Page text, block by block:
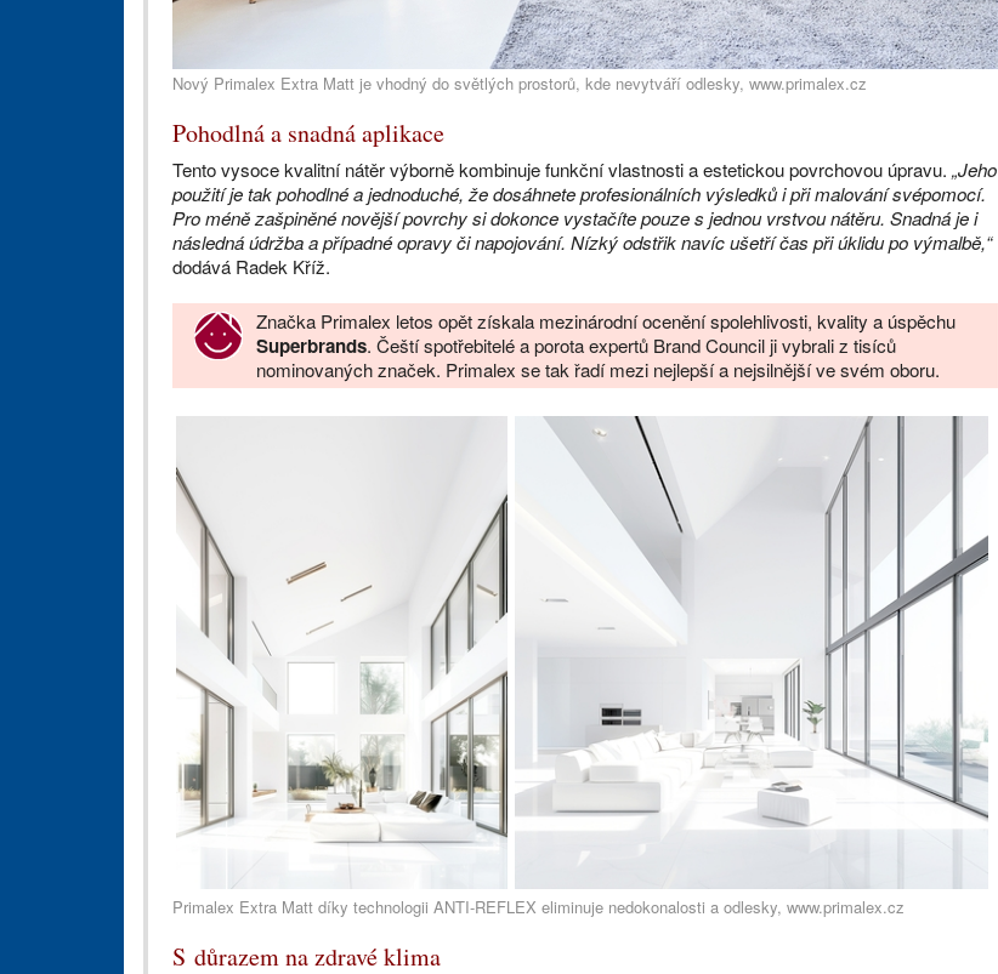
Nový Primalex Extra Matt je vhodný do světlých prostorů, kde nevytváří odlesky, www.primalex.cz
Pohodlná a snadná aplikace
Tento vysoce kvalitní nátěr výborně kombinuje funkční vlastnosti a estetickou povrchovou úpravu. „Jeho
použití je tak pohodlné a jednoduché, že dosáhnete profesionálních výsledků i při malování svépomocí.
Pro méně zašpiněné novější povrchy si dokonce vystačíte pouze s jednou vrstvou nátěru. Snadná je i
následná údržba a případné opravy či napojování. Nízký odstřik navíc ušetří čas při úklidu po výmalbě,“
dodává Radek Kříž.
Značka Primalex letos opět získala mezinárodní ocenění spolehlivosti, kvality a úspěchu
Superbrands. Čeští spotřebitelé a porota expertů Brand Council ji vybrali z tisíců
nominovaných značek. Primalex se tak řadí mezi nejlepší a nejsilnější ve svém oboru.
Primalex Extra Matt díky technologii ANTI-REFLEX eliminuje nedokonalosti a odlesky, www.primalex.cz
S důrazem na zdravé klima